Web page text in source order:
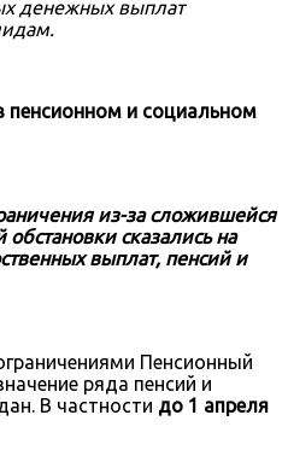
денежных выплат
пенсионном и социальном
из-за сложившейся
сказались на
выплат, пенсий и
Пенсионный
ряда пенсий и
В частности до 1 апреля